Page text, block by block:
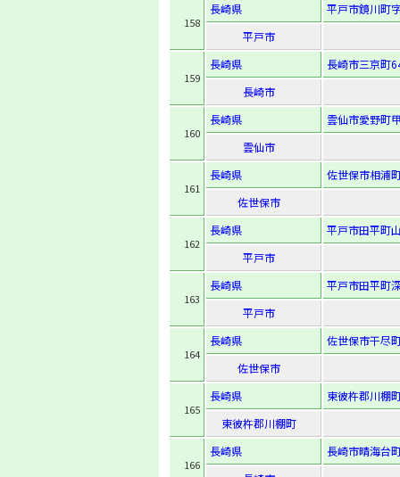
158
長崎県
平戸市鏡川町
平戸市
159
長崎県
長崎市三京町
長崎市
160
長崎県
雲仙市愛野町
雲仙市
161
長崎県
佐世保市相浦
佐世保市
162
長崎県
平戸市田平町
平戸市
163
長崎県
平戸市田平町
平戸市
164
長崎県
佐世保市干尽
佐世保市
165
長崎県
東彼杵郡川棚
東彼杵郡川棚町
166
長崎県
長崎市晴海台